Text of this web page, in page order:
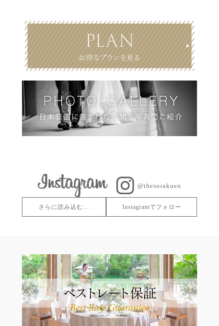
@thesorakuen
さらに読み込む… Instagramでフォロー